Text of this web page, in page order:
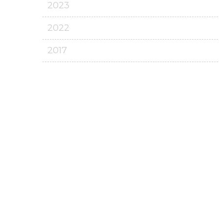
2023
2022
2017